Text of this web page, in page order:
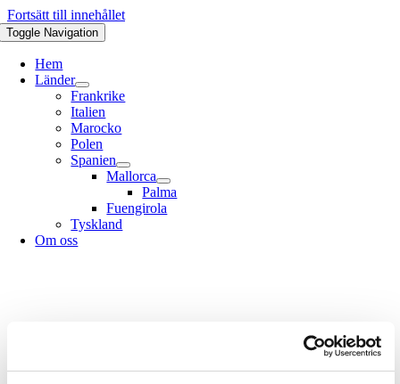
Fortsätt till innehållet
Toggle Navigation
Hem
Länder
Frankrike
Italien
Marocko
Polen
Spanien
Mallorca
Palma
Fuengirola
Tyskland
Om oss